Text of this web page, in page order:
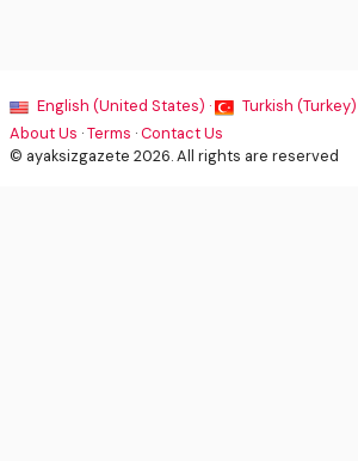
English (United States) ·
Turkish (Turkey)
About Us ·Terms ·Contact Us
© ayaksizgazete 2026. All rights are reserved